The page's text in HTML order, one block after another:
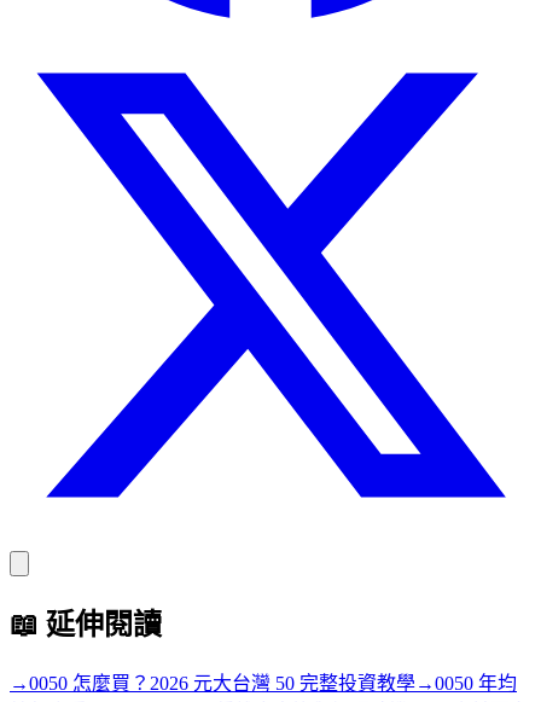
📖 延伸閱讀
→0050 怎麼買？2026 元大台灣 50 完整投資教學→0050 年均